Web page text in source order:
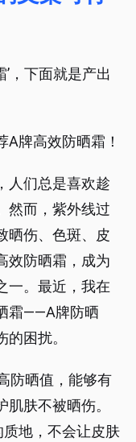
，下面就是产出
牌高效防晒霜！
人们总是喜欢趁
然而，紫外线过
晒伤、色斑、皮
效防晒霜，成为
一。最近，我在
霜——A牌防晒
困扰。
防晒值，能够有
肤不被晒伤。
地，不会让皮肤